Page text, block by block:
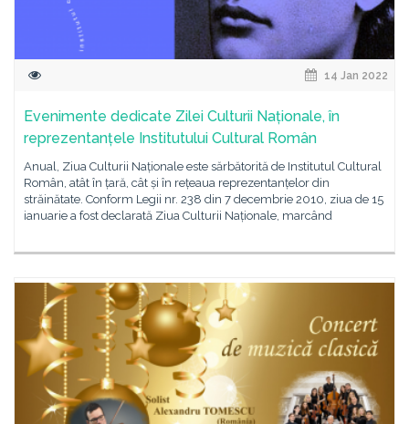
14 Jan 2022
Evenimente dedicate Zilei Culturii Naționale, în
reprezentanțele Institutului Cultural Român
Anual, Ziua Culturii Naționale este sărbătorită de Institutul Cultural
Român, atât în țară, cât și în rețeaua reprezentanțelor din
străinătate. Conform Legii nr. 238 din 7 decembrie 2010, ziua de 15
ianuarie a fost declarată Ziua Culturii Naționale, marcând